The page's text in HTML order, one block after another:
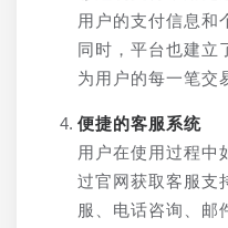
用户的支付信息和
同时，平台也建立
为用户的每一笔交
便捷的客服系统
用户在使用过程中
过官网获取客服支
服、电话咨询、邮